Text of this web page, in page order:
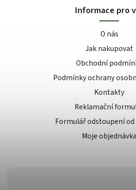
Informace pro
O nás
Jak nakupovat
Obchodní
Podmínky ochrany
Kontakty
Reklamační
Formulář odstoupení
Moje objednávka